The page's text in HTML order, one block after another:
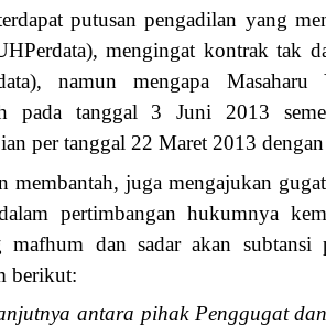
putusan pengadilan yang
mengingat kontrak tak
namun mengapa Masaharu
pada tanggal 3 Juni 2013
per tanggal 22 Maret 2013
membantah, juga mengajukan
pertimbangan hukumnya
mafhum dan sadar akan
berikut:
antara pihak Penggugat